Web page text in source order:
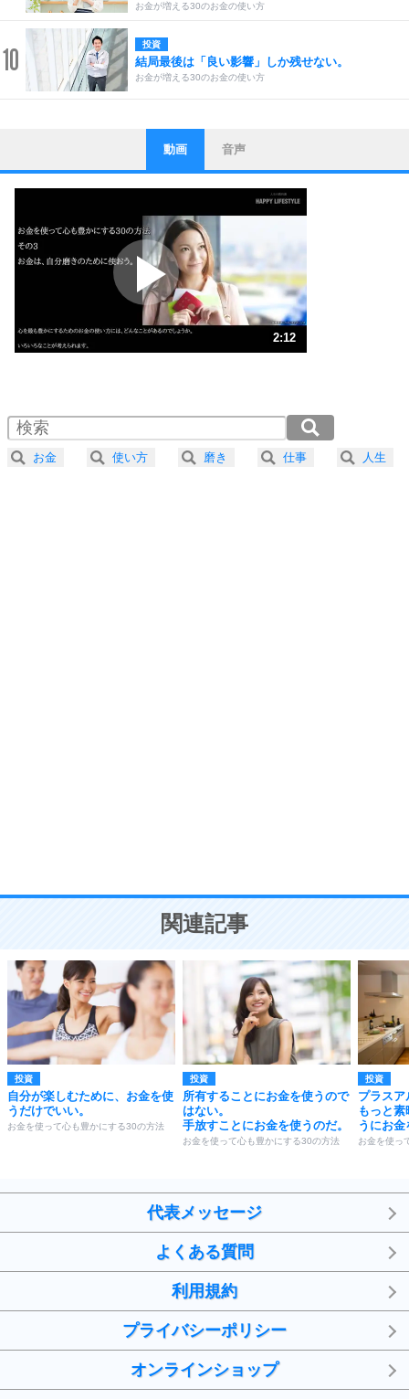
お金が増える30のお金の使い方
10 投資
結局最後は「良い影響」しか残せない。
お金が増える30のお金の使い方
1
ストレス対策
他人と比べない。
いっそのこと、他人を見ない。
いらいらしない人になる30の方法
プラス思考
ポジティブになれない原因は、行動しないから。
ポジティブ思考になる30の方法
ストレス対策
人生、なんとかなるもの。
気楽に生きる30の方法
4 器の大きい人は、怒りを優しさで表現する。
ことが大切。
動画 音声
2:12
2.0倍速 （259KB 1分6秒）
2.5倍速 （208KB 52秒）
3.0倍速 （173KB 44秒）
お金 使い方 磨き 仕事 人生
関連記事
投資
自分が楽しむために、お金を使
うだけでいい。
お金を使って心も豊かにする30の方法
投資
所有することにお金を使うので
はない。
手放すことにお金を使うのだ。
お金を使って心も豊かにする30の方法
投資
プラスア
もっと
うにお
お金を使っ
代表メッセージ
よくある質問
利用規約
プライバシーポリシー
オンラインショップ